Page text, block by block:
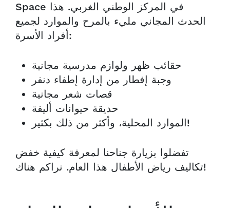
Space في المركز الوطني الغربي. هذا
الحدث المجاني مليء بالمرح والموارد لجميع
أفراد الأسرة:
حقائب ظهر ولوازم مدرسية مجانية
وجبة إفطار من إدارة إطفاء دنفر
قصات شعر مجانية
حديقة حيوانات أليفة
الموارد المحلية، وأكثر من ذلك بكثير!
تفضلوا بزيارة جناحنا لمعرفة كيفية خفض
تكاليف رياض الأطفال هذا العام. نراكم هناك!